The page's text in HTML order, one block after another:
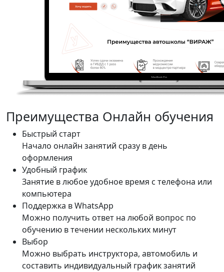
Преимущества Онлайн обучения
Быстрый старт
Начало онлайн занятий сразу в день
оформления
Удобный график
Занятие в любое удобное время с телефона или
компьютера
Поддержка в WhatsApp
Можно получить ответ на любой вопрос по
обучению в течении нескольких минут
Выбор
Можно выбрать инструктора, автомобиль и
составить индивидуальный график занятий